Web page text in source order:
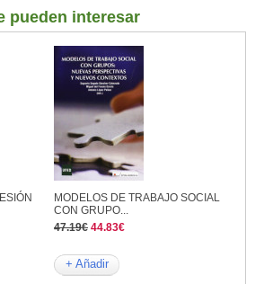
pueden interesar
MODELOS DE TRABAJO SOCIAL
CON GRUPO...
47.19€ 44.83€
+ Añadir